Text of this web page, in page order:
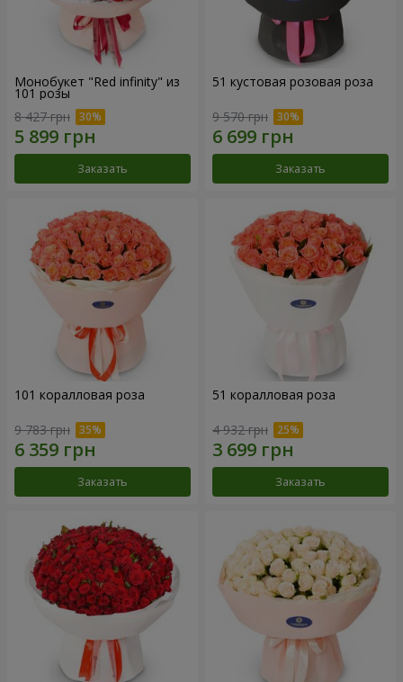
Монобукет "Red infinity" из
101 розы
8 427 грн
Заказать
51 кустовая розовая роза
9 570 грн
Заказать
101 коралловая роза
9 783 грн
Заказать
51 коралловая роза
4 932 грн
Заказать